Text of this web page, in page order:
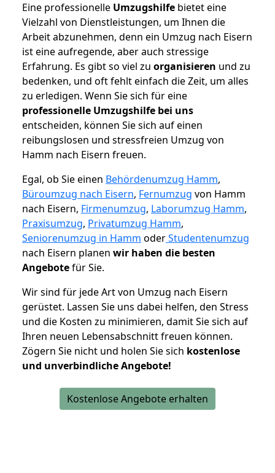
Eine professionelle Umzugshilfe bietet eine
Vielzahl von Dienstleistungen, um Ihnen die
Arbeit abzunehmen, denn ein Umzug nach Eisern
ist eine aufregende, aber auch stressige
Erfahrung. Es gibt so viel zu organisieren und zu
bedenken, und oft fehlt einfach die Zeit, um alles
zu erledigen. Wenn Sie sich für eine
professionelle Umzugshilfe bei uns
entscheiden, können Sie sich auf einen
reibungslosen und stressfreien Umzug von
Hamm nach Eisern freuen.
Egal, ob Sie einen Behördenumzug Hamm,
Büroumzug nach Eisern, Fernumzug von Hamm
nach Eisern, Firmenumzug, Laborumzug Hamm,
Praxisumzug, Privatumzug Hamm,
Seniorenumzug in Hamm oderStudentenumzug
nach Eisern planen wir haben die besten
Angebotefür Sie.
Wir sind für jede Art von Umzug nach Eisern
gerüstet. Lassen Sie uns dabei helfen, den Stress
und die Kosten zu minimieren, damit Sie sich auf
Ihren neuen Lebensabschnitt freuen können.
Zögern Sie nicht und holen Sie sich kostenlose
und unverbindliche Angebote!
Kostenlose Angebote erhalten